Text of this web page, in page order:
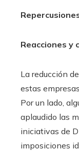
Reacciones y
La reducción
estas
Por un lado,
aplaudido las
iniciativas de
imposiciones